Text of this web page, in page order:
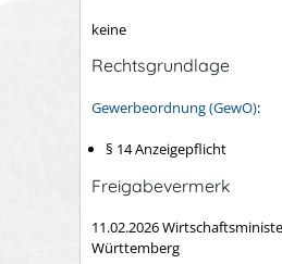
keine
Rechtsgrundlage
Gewerbeordnung (GewO):
§ 14 Anzeigepflicht
Freigabevermerk
11.02.2026
Württemberg